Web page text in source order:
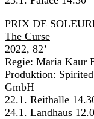
PRIX DE
The Curse
2022, 82’
Regie: Maria Kaur
Produktion:
GmbH
22.1. Reithalle
24.1. Landhaus